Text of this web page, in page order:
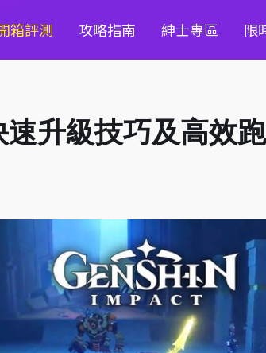
箱評測 攻略指南 紳士專區 限
速升級技巧及高效